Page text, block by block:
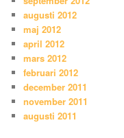
augusti 2012
maj 2012
april 2012
mars 2012
februari 2012
december 2011
november 2011
augusti 2011